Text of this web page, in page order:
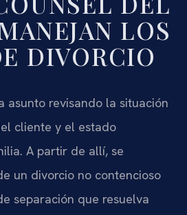
LOS
DIVORCIO
asunto revisando la situación
cliente y el estado
A partir de allí, se
un divorcio no contencioso
separación que resuelva